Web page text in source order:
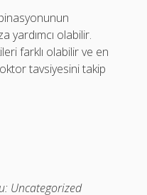
yardımcı olabilir.
farklı olabilir ve en
tavsiyesini takip
Uncategorized